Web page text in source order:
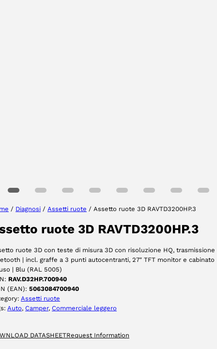
/ Diagnosi / Assetti ruote / Assetto ruote 3D RAVTD3200HP.3
ruote 3D RAVTD3200HP.3
ruote 3D con teste di misura 3D con risoluzione HQ, trasmissione
| incl. graffe a 3 punti autocentranti, 27″ TFT monitor e cabinato
| Blu (RAL 5005)
RAV.D32HP.700940
(EAN): 5063084700940
Assetti ruote
Auto, Camper, Commerciale leggero
DATASHEETRequest Information
ACCETTA